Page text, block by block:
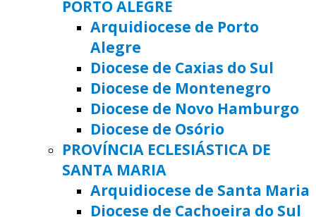
PORTO ALEGRE
Arquidiocese de Porto
Alegre
Diocese de Caxias do Sul
Diocese de Montenegro
Diocese de Novo Hamburgo
Diocese de Osório
PROVÍNCIA ECLESIÁSTICA DE
SANTA MARIA
Arquidiocese de Santa Maria
Diocese de Cachoeira do Sul